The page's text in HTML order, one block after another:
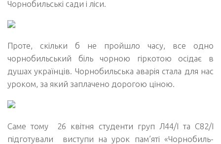
Чорнобильські сади і ліси.
Проте, скільки б не пройшло часу, все одно
чорнобильський біль чорною гіркотою осідає в
душах українців. Чорнобильська аварія стала для нас
уроком, за який заплачено дорогою ціною.
Саме тому 26 квітня студенти груп Л44/І та С82/І
підготували виступи на урок пам’яті «Чорнобиль-